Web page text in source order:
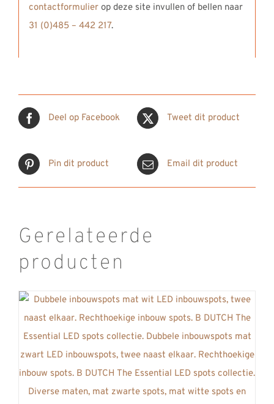
contactformulierop deze site invullen of bellen naar
31 (0)485 – 442 217.
Deel op Facebook Tweet dit product
Pin dit product Email dit product
Gerelateerde
producten